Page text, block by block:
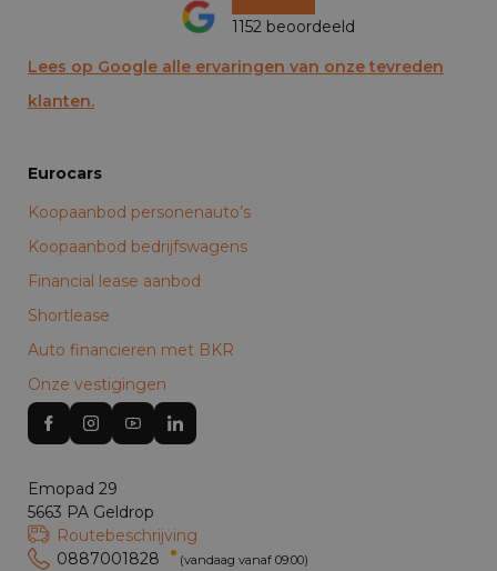
1152 beoordeeld
Lees op Google alle ervaringen van onze tevreden
klanten.
Eurocars
Koopaanbod personenauto’s
Koopaanbod bedrijfswagens
Financial lease aanbod
Shortlease
Auto financieren met BKR
Onze vestigingen
Emopad 29
5663 PA Geldrop
Routebeschrijving
0887001828
(vandaag vanaf 09:00)